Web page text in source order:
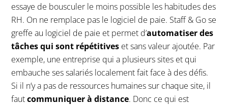
essaye de bousculer le moins possible les habitudes des
RH. On ne remplace pas le logiciel de paie. Staff & Go se
greffe au logiciel de paie et permet d’automatiser des
tâches qui sont répétitives et sans valeur ajoutée. Par
exemple, une entreprise qui a plusieurs sites et qui
embauche ses salariés localement fait face à des défis.
Si il n’y a pas de ressources humaines sur chaque site, il
fautcommuniquer à distance. Donc ce qui est